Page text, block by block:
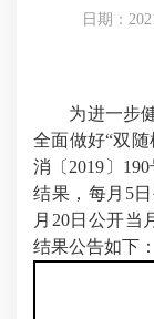
日期：
为进一步健
全面做好“双
消〔2019〕
结果，每月5
月20日公开当
结果公告如下：